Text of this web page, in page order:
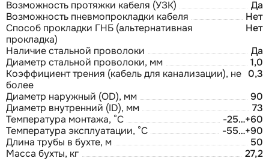
Возможность протяжки кабеля (УЗК)
Да
Возможность пневмопрокладки кабеля
Нет
Способ прокладки ГНБ (альтернативная
прокладка)
Нет
Наличие стальной проволоки
Да
Диаметр стальной проволоки, мм
1,0
Коэффициент трения (кабель для канализации), не
более
0,3
Диаметр наружный (OD), мм
90
Диаметр внутренний (ID), мм
73
Температура монтажа, °C
-25…+60
Температура эксплуатации, °C
-55…+90
Длина трубы в бухте, м
50
Масса бухты, кг
27,2